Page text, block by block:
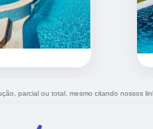
parcial ou total, mesmo citando nossos